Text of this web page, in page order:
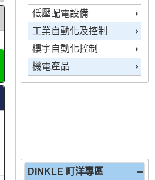
低壓配電設備
工業自動化及控制
樓宇自動化控制
機電產品
DINKLE 町洋專區